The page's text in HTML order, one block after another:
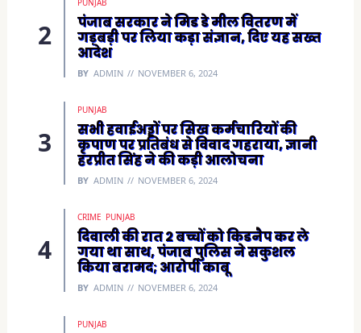
पंजाब सरकार ने मिड डे मील वितरण में
गड़बड़ी पर लिया कड़ा संज्ञान, दिए यह सख्त
आदेश
BY ADMIN NOVEMBER 6, 2024
PUNJAB
सभी हवाईअड्डों पर सिख कर्मचारियों की
कृपाण पर प्रतिबंध से विवाद गहराया, ज्ञानी
हरप्रीत सिंह ने की कड़ी आलोचना
BY ADMIN NOVEMBER 6, 2024
CRIME PUNJAB
दिवाली की रात 2 बच्चों को किडनैप कर ले
गया था साथ, पंजाब पुलिस ने सकुशल
किया बरामद; आरोपी काबू
BY ADMIN NOVEMBER 6, 2024
PUNJAB